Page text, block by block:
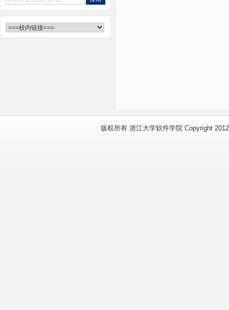
版权所有 浙江大学软件学院 Copyright